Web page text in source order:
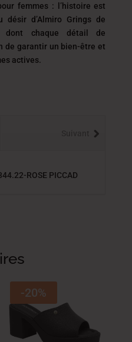
femmes : l’histoire est
d’Almiro Grings de
dont chaque détail de
de garantir un bien-être et
actives.
ROSE PICCAD
-20%